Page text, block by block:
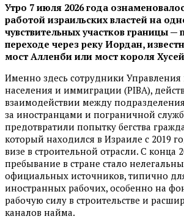
Утро 7 июля 2026 года
работой израильских властей на
чувствительных участков границы —
переходе через реку Иордан,
мост Алленби или мост короля
Именно здесь сотрудники
населения и иммиграции (PIBA),
взаимодействии между
за иностранцами и пограничной
предотвратили попытку бегства
который находился в Израиле с 2019
визе в строительной отрасли. С конца
пребывание в стране стало
официальных источников, типично
иностранных рабочих, особенно на
рабочую силу в строительстве и
каналов найма.